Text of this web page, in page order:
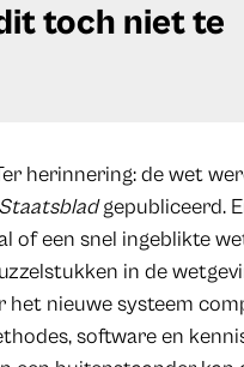
toch niet te
herinnering: de wet
gepubliceerd.
of een snel ingeblikte
in de
nieuwe systeem
software en